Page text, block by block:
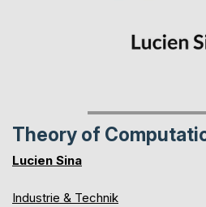
Theory of
Lucien Sina
Industrie & Technik